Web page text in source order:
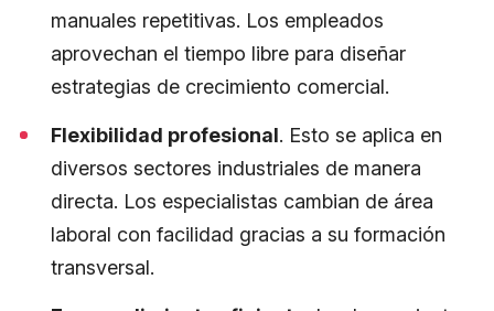
manuales repetitivas. Los empleados
aprovechan el tiempo libre para diseñar
estrategias de crecimiento comercial.
Flexibilidad profesional. Esto se aplica en
diversos sectores industriales de manera
directa. Los especialistas cambian de área
laboral con facilidad gracias a su formación
transversal.